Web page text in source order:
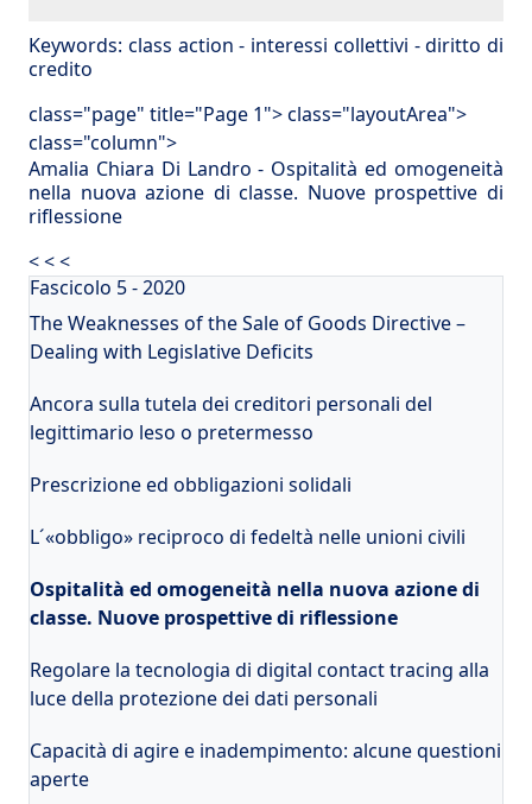
Keywords: class action - interessi collettivi -diritto di
credito
class="page" title="Page 1"> class="layoutArea">
class="column">
Amalia Chiara Di Landro - Ospitalità ed omogeneità
nella nuova azione di classe. Nuove prospettive di
riflessione
< < <
Fascicolo 5 - 2020
The Weaknesses of the Sale of Goods Directive –
Dealing with Legislative Deficits
Ancora sulla tutela dei creditori personali del
legittimario leso o pretermesso
Prescrizione ed obbligazioni solidali
L´«obbligo» reciproco di fedeltà nelle unioni civili
Ospitalità ed omogeneità nella nuova azione di
classe. Nuove prospettive di riflessione
Regolare la tecnologia di digital contact tracing alla
luce della protezione dei dati personali
Capacità di agire e inadempimento: alcune questioni
aperte